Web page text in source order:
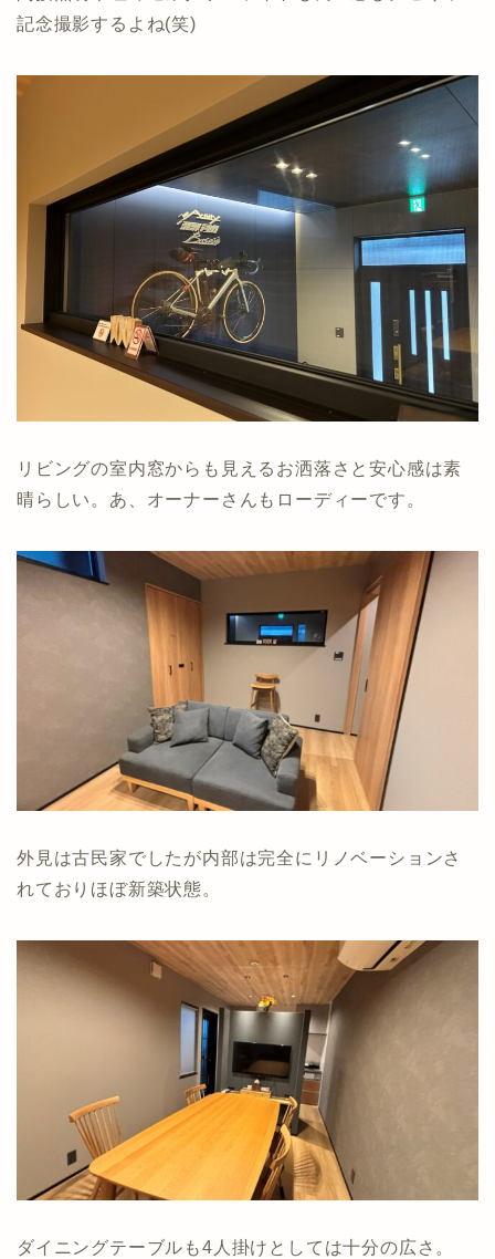
記念撮影するよね(笑)
リビングの室内窓からも見えるお洒落さと安心感は素
晴らしい。あ、オーナーさんもローディーです。
外見は古民家でしたが内部は完全にリノベーションさ
れておりほぼ新築状態。
ダイニングテーブルも4人掛けとしては十分の広さ。